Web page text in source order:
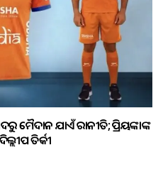
ଯାଏଁ ରାଜନୀତି; ପ୍ରିୟଙ୍କାଙ୍କ
ତିର୍କୀ